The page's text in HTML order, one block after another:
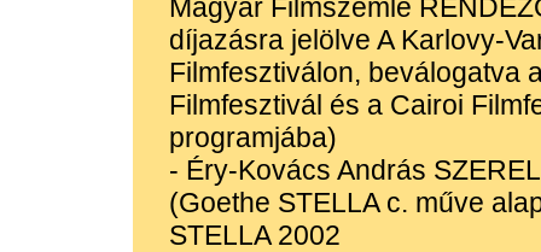
Magyar Filmszemle
díjazásra jelölve A Karlovy-
Filmfesztiválon, beválogatva
Filmfesztivál és a Cairoi
programjába)
- Éry-Kovács András
(Goethe STELLA c. műve
STELLA 2002